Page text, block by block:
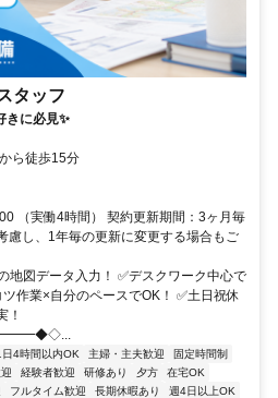
タッフ
きに必見✨
ら徒歩15分
（実働4時間） 契約更新期間：3ヶ月毎
慮し、1年毎の更新に変更する場合もご
地図データ入力！ ✅デスクワーク中心で
作業×自分のペースでOK！ ✅土日祝休
！
日4時間以内OK 主婦・主夫歓迎
固定時間制
経験者歓迎 研修あり 夕方
在宅OK
フルタイム歓迎 長期休暇あり
週4日以上OK